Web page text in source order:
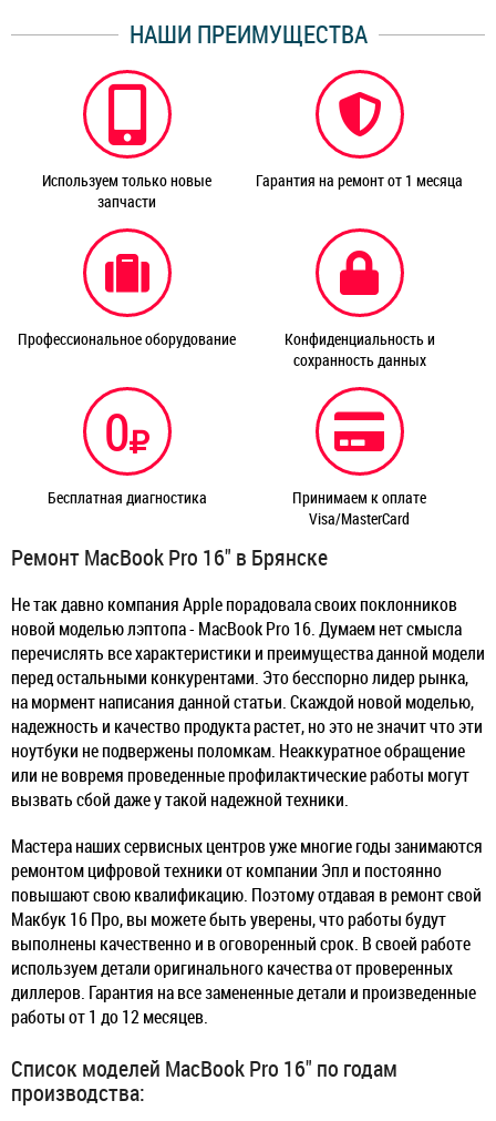
НАШИ ПРЕИМУЩЕСТВА
Используем только новые
запчасти
Гарантия на ремонт от 1 месяца
Профессиональное оборудование
Конфиденциальность и
сохранность данных
0
Бесплатная диагностика
Принимаем к оплате
Visa/MasterCard
Ремонт MacBook Pro 16" в Брянске
Не так давно компания Apple порадовала своих поклонников
новой моделью лэптопа - MacBook Pro 16. Думаем нет смысла
перечислять все характеристики и преимущества данной модели
перед остальными конкурентами. Это бесспорно лидер рынка,
на мормент написания данной статьи. Скаждой новой моделью,
надежность и качество продукта растет, но это не значит что эти
ноутбуки не подвержены поломкам. Неаккуратное обращение
или не вовремя проведенные профилактические работы могут
вызвать сбой даже у такой надежной техники.
Мастера наших сервисных центров уже многие годы занимаются
ремонтом цифровой техники от компании Эпл и постоянно
повышают свою квалификацию. Поэтому отдавая в ремонт свой
Макбук 16 Про, вы можете быть уверены, что работы будут
выполнены качественно и в оговоренный срок. В своей работе
используем детали оригинального качества от проверенных
диллеров. Гарантия на все замененные детали и произведенные
работы от 1 до 12 месяцев.
Список моделей MacBook Pro 16" по годам
производства: